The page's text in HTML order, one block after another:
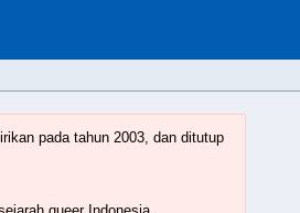
pada tahun 2003, dan ditutup